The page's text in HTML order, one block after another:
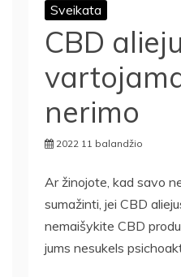
Sveikata
CBD
nerimo
2022 11 balandžio
Ar žinojote, kad savo
sumažinti, jei CBD
nemaišykite CBD
jums nesukels